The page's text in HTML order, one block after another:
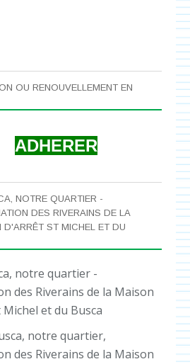
NOTRE QUARTIER -
DES RIVERAINS DE LA
D'ARRÊT ST MICHEL ET DU
notre quartier,
des Riverains de la Maison
OU RENOUVELLEMENT EN
ADHERER